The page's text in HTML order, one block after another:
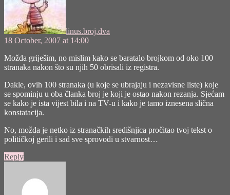
linus.broj.dva
18 October, 2007 at 14:00
Možda griješim, no mislim kako se baratalo brojkom od oko 100
stranaka nakon što su njih 50 obrisali iz registra.
Dakle, ovih 100 stranaka (u koje se ubrajaju i nezavisne liste) koje
se spominju u oba članka broj je koji je ostao nakon rezanja. Sjećam
se kako je ista vijest bila i na TV-u i kako je tamo iznesena slična
konstatacija.
No, možda je netko iz stranačkih središnjica pročitao tvoj tekst o
političkoj gerili i sad sve sprovodi u stvarnost…
Reply